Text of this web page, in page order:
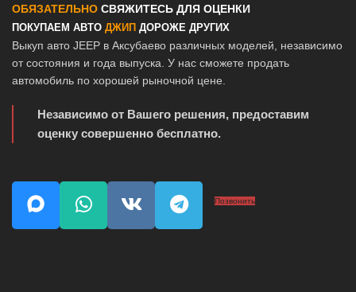
ОБЯЗАТЕЛЬНО СВЯЖИТЕСЬ ДЛЯ ОЦЕНКИ
ПОКУПАЕМ АВТО ДЖИП ДОРОЖЕ ДРУГИХ
Выкуп авто JEEP в Аксубаево различных моделей, независимо
от состояния и года выпуска. У нас сможете продать
автомобиль по хорошей рыночной цене.
Независимо от Вашего решения, предоставим
оценку совершенно бесплатно.
Позвонить